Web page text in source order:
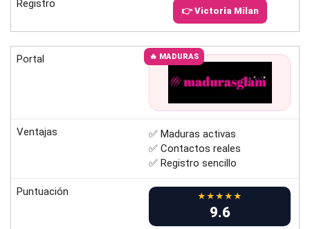
Registro
👉 Victoria Milan
Portal 🔥 MADURAS
Ventajas
✅ Maduras activas
✅ Contactos reales
✅ Registro sencillo
Puntuación ★★★★★
9.6